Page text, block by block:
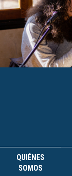
QUIÉNES
SOMOS